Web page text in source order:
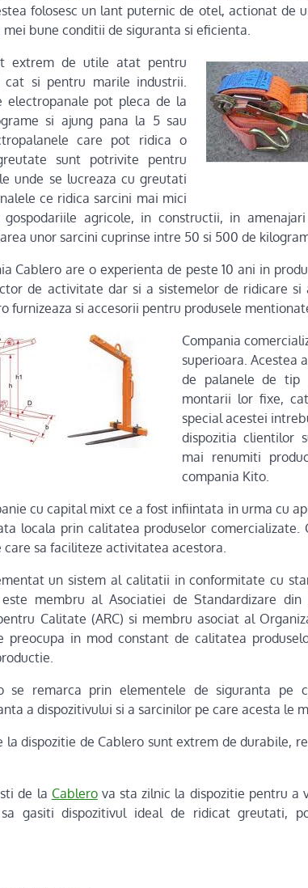
folosesc un lant puternic de otel, actionat de
bune conditii de siguranta si eficienta.
extrem de utile atat pentru
cat si pentru marile industrii.
electropanale pot pleca de la
si ajung pana la 5 sau
care pot ridica o
sunt potrivite pentru
unde se lucreaza cu greutati
ce ridica sarcini mai mici
agricole, in constructii, in
unor sarcini cuprinse intre 50 si 500 de
Cablero are o experienta de peste 10 ani in
de activitate dar si a sistemelor de ridicare
furnizeaza si accesorii pentru produsele
Compania
superioara. Acestea
de palanele de tip
montarii lor fixe,
special acestei
dispozitia clientilor
mai renumiti
compania Kito.
cu capital mixt ce a fost infiintata in urma cu
locala prin calitatea produselor comercializate.
sa faciliteze activitatea acestora.
un sistem al calitatii in conformitate cu
este membru al Asociatiei de Standardizare
Calitate (ARC) si membru asociat al
preocupa in mod constant de calitatea
se remarca prin elementele de siguranta pe
a dispozitivului si a sarcinilor pe care acesta le
la dispozitie de Cablero sunt extrem de durabile,
de la Cablerova sta zilnic la dispozitie pentru a
gasiti dispozitivul ideal de ridicat greutati,